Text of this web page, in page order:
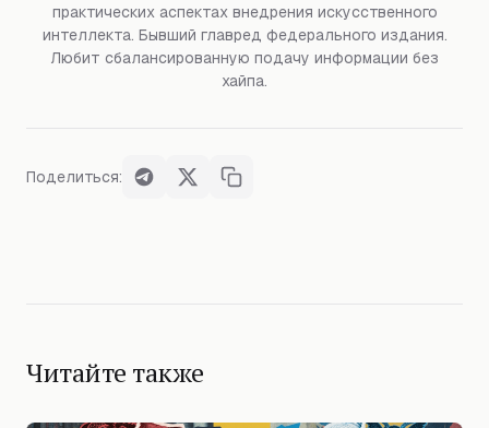
практических аспектах внедрения искусственного
интеллекта. Бывший главред федерального издания.
Любит сбалансированную подачу информации без
хайпа.
Поделиться:
Читайте также